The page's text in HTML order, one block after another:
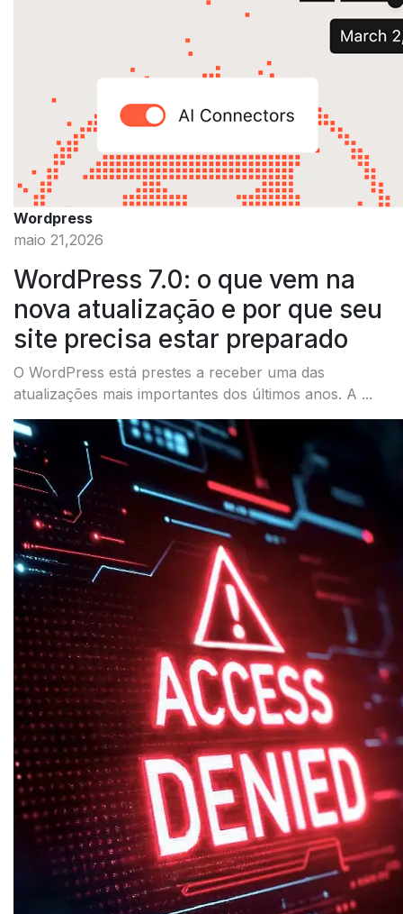
Wordpress
maio 21,2026
WordPress 7.0: o que vem na
nova atualização e por que seu
site precisa estar preparado
O WordPress está prestes a receber uma das
atualizações mais importantes dos últimos anos. A ...